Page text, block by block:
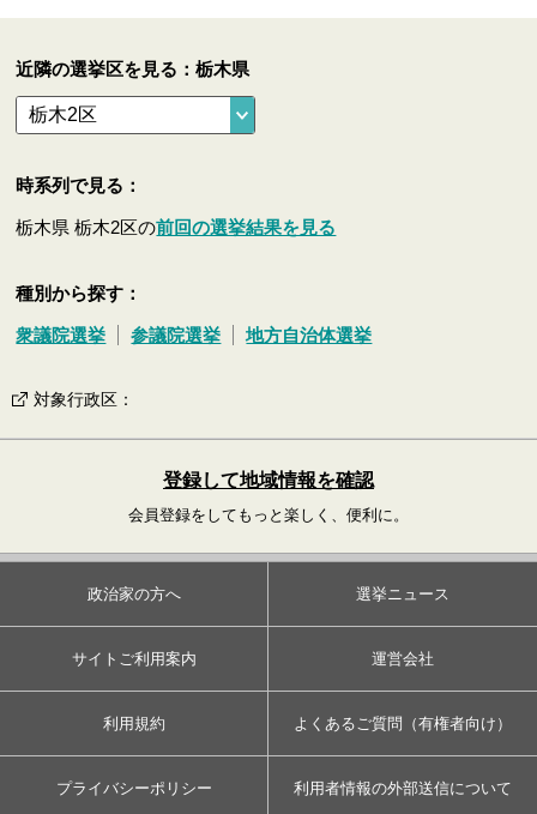
近隣の選挙区を見る：栃木県
時系列で見る：
栃木県 栃木2区の前回の選挙結果を見る
種別から探す：
衆議院選挙 参議院選挙 地方自治体選挙
対象行政区 ：
登録して地域情報を確認
会員登録をしてもっと楽しく、便利に。
政治家の方へ 選挙ニュース
サイトご利用案内 運営会社
利用規約 よくあるご質問（有権者向け）
プライバシーポリシー 利用者情報の外部送信について